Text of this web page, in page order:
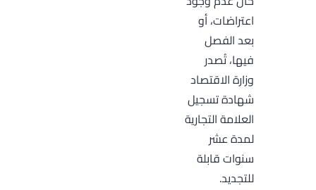
اعتراضات، أو
بعد الفصل
فيها، تُصدر
وزارة الاقتصاد
شهادة تسجيل
العلامة التجارية
لمدة عشر
سنوات قابلة
للتجديد.